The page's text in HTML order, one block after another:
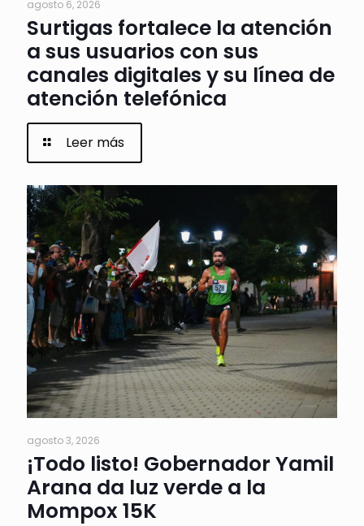
agosto 6, 2026
Surtigas fortalece la atención
a sus usuarios con sus
canales digitales y su línea de
atención telefónica
Leer más
agosto 3, 2026
¡Todo listo! Gobernador Yamil
Arana da luz verde a la
Mompox 15K